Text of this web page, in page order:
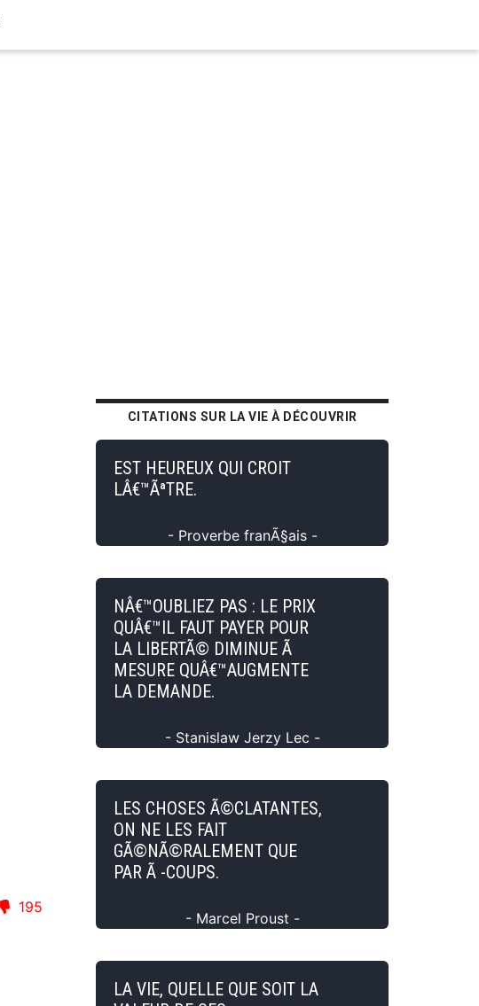
195
CITATIONS SUR LA VIE À DÉCOUVRIR
EST HEUREUX QUI CROIT
LÂ€™ÃªTRE.
- Proverbe franÃ§ais -
NÂ€™OUBLIEZ PAS : LE PRIX
QUÂ€™IL FAUT PAYER POUR
LA LIBERTÃ© DIMINUE Ã
MESURE QUÂ€™AUGMENTE
LA DEMANDE.
- Stanislaw Jerzy Lec -
LES CHOSES Ã©CLATANTES,
ON NE LES FAIT
GÃ©NÃ©RALEMENT QUE
PAR Ã -COUPS.
- Marcel Proust -
LA VIE, QUELLE QUE SOIT LA